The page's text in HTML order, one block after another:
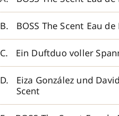
BOSS The Scent Eau
Ein Duftduo voller
Eiza González und
Scent